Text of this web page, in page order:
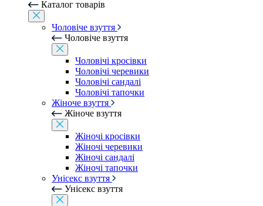
Каталог товарів
Чоловіче взуття
Чоловіче взуття
Чоловічі кросівки
Чоловічі черевики
Чоловічі сандалі
Чоловічі тапочки
Жіноче взуття
Жіноче взуття
Жіночі кросівки
Жіночі черевики
Жіночі сандалі
Жіночі тапочки
Унісекс взуття
Унісекс взуття